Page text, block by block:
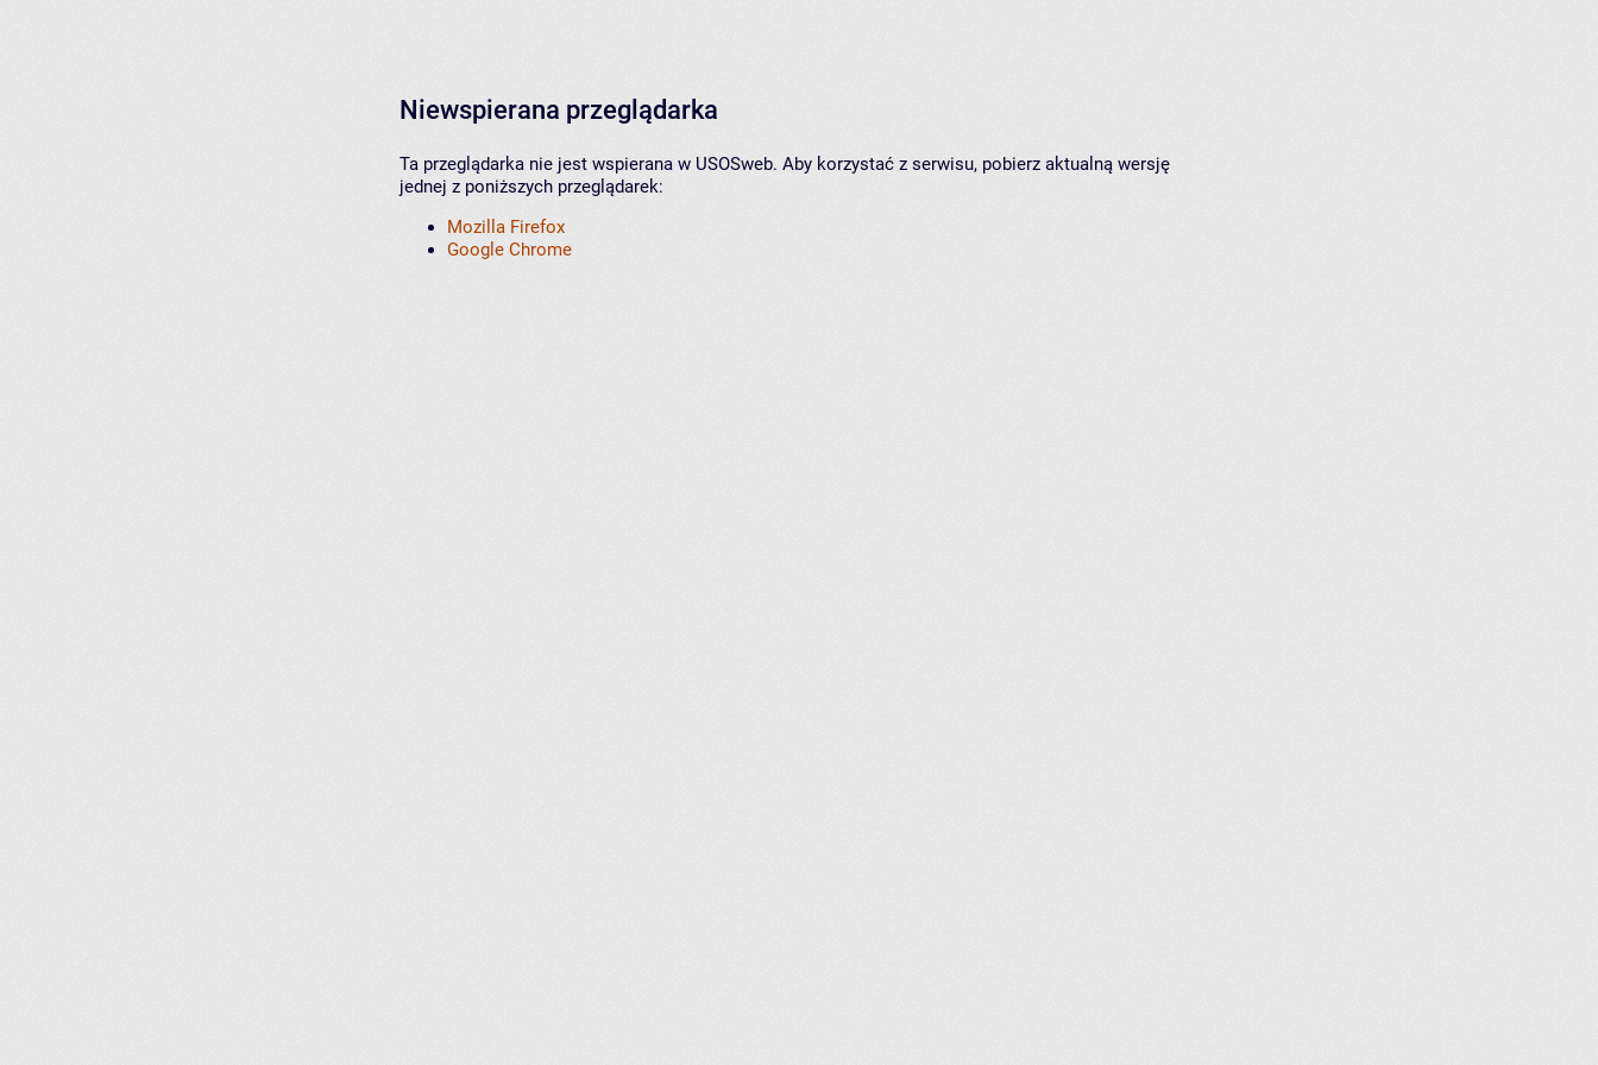
Niewspierana przeglądarka
Ta przeglądarka nie jest wspierana w USOSweb. Aby korzystać z serwisu, pobierz aktualną wersję
jednej z poniższych przeglądarek:
Mozilla Firefox
Google Chrome